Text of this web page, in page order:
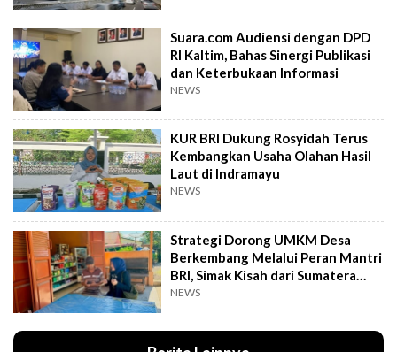
Suara.com Audiensi dengan DPD
RI Kaltim, Bahas Sinergi Publikasi
dan Keterbukaan Informasi
NEWS
KUR BRI Dukung Rosyidah Terus
Kembangkan Usaha Olahan Hasil
Laut di Indramayu
NEWS
Strategi Dorong UMKM Desa
Berkembang Melalui Peran Mantri
BRI, Simak Kisah dari Sumatera
Utara Ini
NEWS